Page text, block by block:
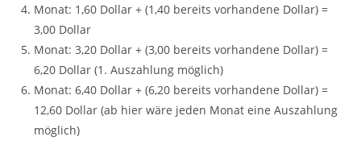
Monat: 1,60 Dollar + (1,40 bereits vorhandene Dollar) =
3,00 Dollar
Monat: 3,20 Dollar + (3,00 bereits vorhandene Dollar) =
6,20 Dollar (1. Auszahlung möglich)
Monat: 6,40 Dollar + (6,20 bereits vorhandene Dollar) =
12,60 Dollar (ab hier wäre jeden Monat eine Auszahlung
möglich)